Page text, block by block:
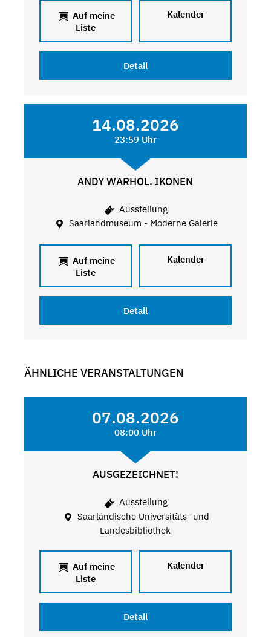
Auf meine
Liste
Kalender
Detail
14.08.2026
23:59 Uhr
ANDY WARHOL. IKONEN
Ausstellung
Saarlandmuseum - Moderne Galerie
Auf meine
Liste
Kalender
Detail
ÄHNLICHE VERANSTALTUNGEN
07.08.2026
08:00 Uhr
AUSGEZEICHNET!
Ausstellung
Saarländische Universitäts- und
Landesbibliothek
Auf meine
Liste
Kalender
Detail